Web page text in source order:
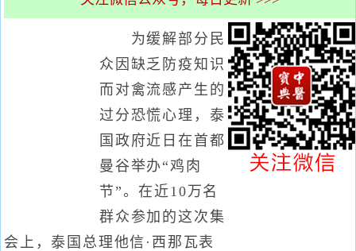
为缓解部分民
众因缺乏防疫知识
而对禽流感产生的
过分恐慌心理，泰
国政府近日在首都
曼谷举办“鸡肉
节”。在近10万名
群众参加的这次集
会上，泰国总理他信·西那瓦表